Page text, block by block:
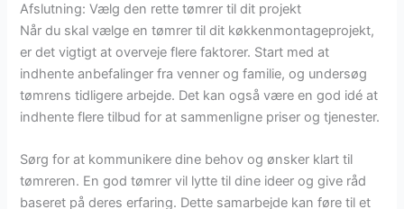
Afslutning: Vælg den rette tømrer til dit projekt
Når du skal vælge en tømrer til dit køkkenmontageprojekt,
er det vigtigt at overveje flere faktorer. Start med at
indhente anbefalinger fra venner og familie, og undersøg
tømrens tidligere arbejde. Det kan også være en god idé at
indhente flere tilbud for at sammenligne priser og tjenester.
Sørg for at kommunikere dine behov og ønsker klart til
tømreren. En god tømrer vil lytte til dine ideer og give råd
baseret på deres erfaring. Dette samarbejde kan føre til et